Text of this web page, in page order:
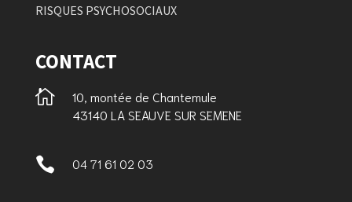
RISQUES PSYCHOSOCIAUX
CONTACT

10, montée de Chantemule
43140 LA SEAUVE SUR SEMENE
 04 71 61 02 03